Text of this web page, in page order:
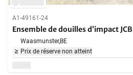
A1-49161-24
Ensemble de douilles d’impact
Waasmunster,BE
Prix de réserve non atteint